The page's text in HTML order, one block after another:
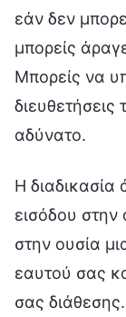
εάν δεν
μπορείς
Μπορείς να
αδύνατο.
Η διαδικασία
εισόδου στην
στην ουσία
εαυτού σας
σας διάθεσης.